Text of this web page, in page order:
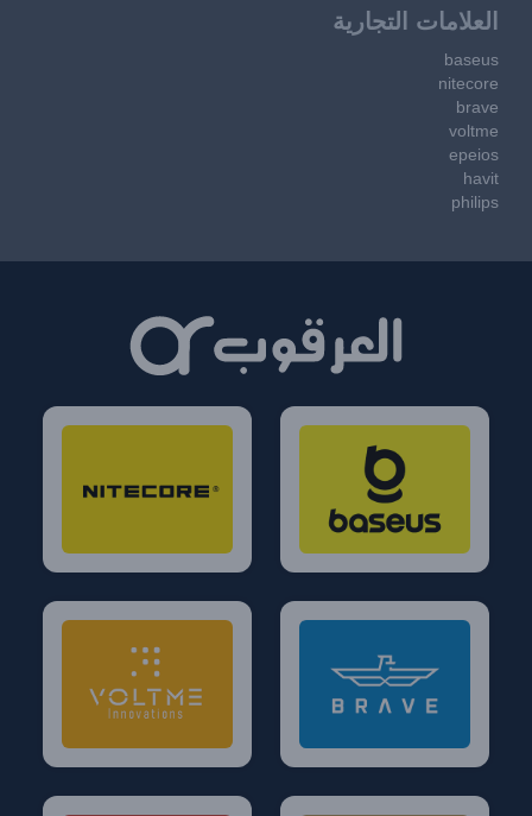
العلامات التجارية
baseus
nitecore
brave
voltme
epeios
havit
philips